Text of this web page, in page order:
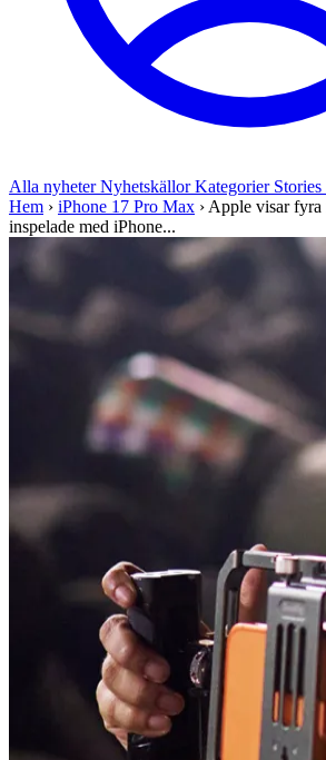
Alla nyheterNyhetskällorKategorier Stories
Hem › iPhone 17 Pro Max › Apple visar
inspelade med iPhone...